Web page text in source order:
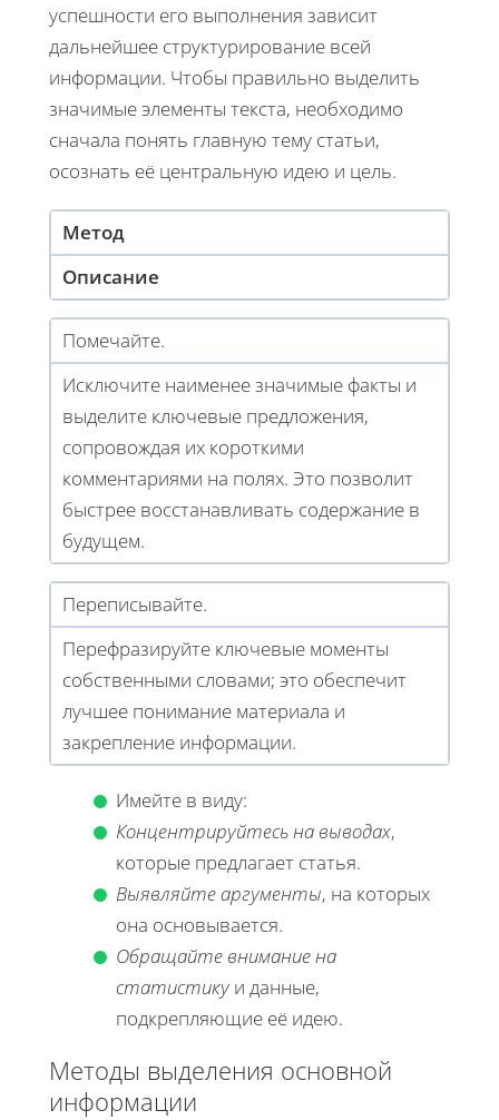
успешности его выполнения зависит
дальнейшее структурирование всей
информации. Чтобы правильно выделить
значимые элементы текста, необходимо
сначала понять главную тему статьи,
осознать её центральную идею и цель.
Метод
Описание
Помечайте.
Исключите наименее значимые факты и
выделите ключевые предложения,
сопровождая их короткими
комментариями на полях. Это позволит
быстрее восстанавливать содержание в
будущем.
Переписывайте.
Перефразируйте ключевые моменты
собственными словами; это обеспечит
лучшее понимание материала и
закрепление информации.
Имейте в виду:
Концентрируйтесь на выводах,
которые предлагает статья.
Выявляйте аргументы, на которых
она основывается.
Обращайте внимание на
статистикуи данные,
подкрепляющие её идею.
Методы выделения основной
информации